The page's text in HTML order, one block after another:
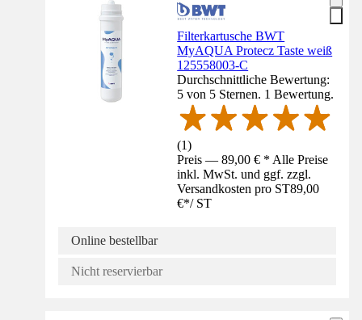
Filterkartusche BWT
MyAQUA Protecz Taste weiß
125558003-C
Durchschnittliche Bewertung:
5 von 5 Sternen. 1 Bewertung.
(1)
Preis — 89,00 € * Alle Preise
inkl. MwSt. und ggf. zzgl.
Versandkosten pro ST89,00
€*/ ST
Online bestellbar
Nicht reservierbar